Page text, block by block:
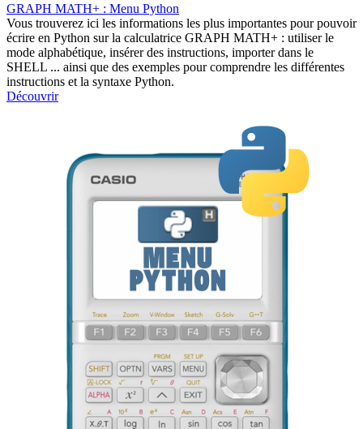
GRAPH MATH+ : Menu Python
Vous trouverez ici les informations les plus importantes pour pouvoir
écrire en Python sur la calculatrice GRAPH MATH+ : utiliser le
mode alphabétique, insérer des instructions, importer dans le
SHELL ... ainsi que des exemples pour comprendre les différentes
instructions et la syntaxe Python.
Découvrir